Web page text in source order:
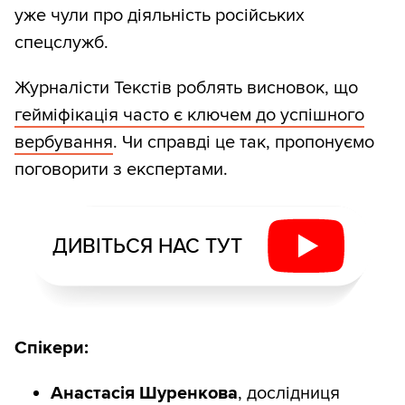
уже чули про діяльність російських
спецслужб.
Журналісти Текстів роблять висновок, що
гейміфікація часто є ключем до успішного
вербування. Чи справді це так, пропонуємо
поговорити з експертами.
ДИВІТЬСЯ НАС ТУТ
Спікери:
Анастасія Шуренкова, дослідниця